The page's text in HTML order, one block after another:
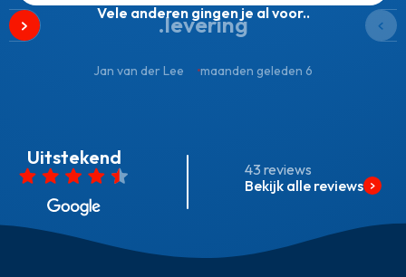
Vele anderen gingen je al voor..
levering.
6 maanden geleden
Jan van der Lee
Uitstekend
43 reviews
Bekijk alle reviews